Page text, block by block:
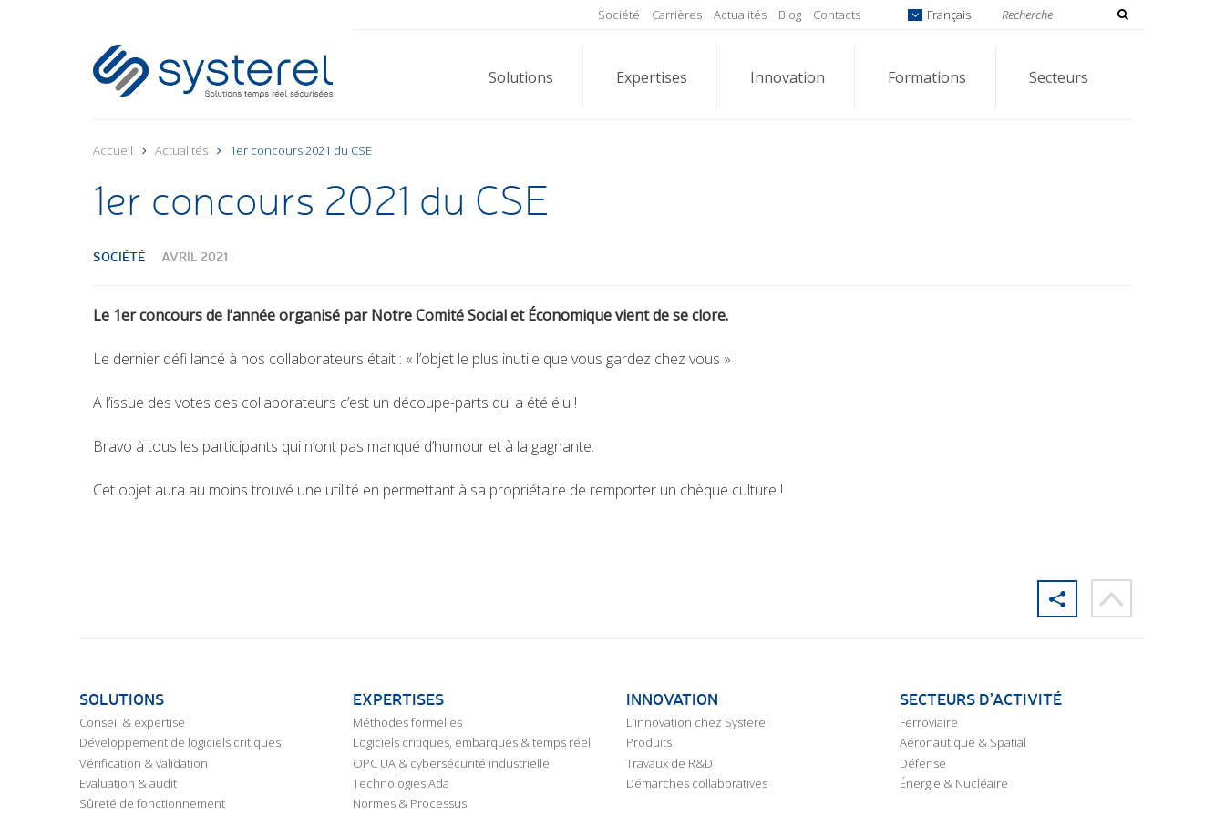
Société Carrières Actualités Blog Contacts Français
Solutions Expertises Innovation Formations Secteurs
Accueil Actualités 1er concours 2021 du CSE
1er concours 2021 du CSE
SOCIÉTÉ AVRIL 2021
Le 1er concours de l’année organisé par Notre Comité Social et Économique vient de se clore.
Le dernier défi lancé à nos collaborateurs était : « l’objet le plus inutile que vous gardez chez vous » !
A l’issue des votes des collaborateurs c’est un découpe-parts qui a été élu !
Bravo à tous les participants qui n’ont pas manqué d’humour et à la gagnante.
Cet objet aura au moins trouvé une utilité en permettant à sa propriétaire de remporter un chèque culture !
SOLUTIONS
Conseil & expertise
Développement de logiciels critiques
Vérification & validation
Evaluation & audit
Sûreté de fonctionnement
EXPERTISES
Méthodes formelles
Logiciels critiques, embarqués & temps réel
OPC UA & cybersécurité industrielle
Technologies Ada
Normes & Processus
INNOVATION
L’innovation chez Systerel
Produits
Travaux de R&D
Démarches collaboratives
SECTEURS D’ACTIVITÉ
Ferroviaire
Aéronautique & Spatial
Défense
Énergie & Nucléaire